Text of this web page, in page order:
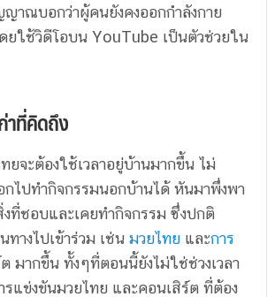
าณบอกว่าผู้คนยังคงออกกำลังกาย
ดยใช้วิดีโอบน YouTube เป็นตัวช่วยใน
าที่คิดถึง
ยจะต้องใช้เวลาอยู่บ้านมากขึ้น ไม่
กไปทำกิจกรรมนอกบ้านได้ หันมาพึ่งพา
ที่ชอบและเคยทำกิจกรรม ซึ่งปกติ
างไปเข้าร่วม เช่น มวยไทย และการ
มากขึ้น ทั้งๆที่ตอนนี้ยังไม่ใช่ช่วงเวลา
รแข่งขันมวยไทย และคอนเสิร์ต ที่ต้อง